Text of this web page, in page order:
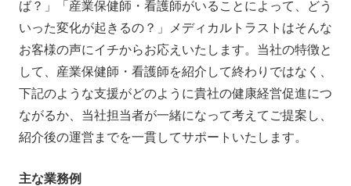
ば？」「産業保健師・看護師がいることによって、どう
いった変化が起きるの？」メディカルトラストはそんな
お客様の声にイチからお応えいたします。当社の特徴と
して、産業保健師・看護師を紹介して終わりではなく、
下記のような支援がどのように貴社の健康経営促進につ
ながるか、当社担当者が一緒になって考えてご提案し、
紹介後の運営までを一貫してサポートいたします。
主な業務例